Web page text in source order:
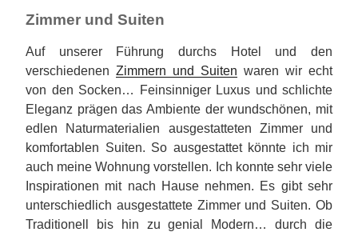
Zimmer und Suiten
Auf unserer Führung durchs Hotel und den
verschiedenen Zimmern und Suiten waren wir echt
von den Socken… Feinsinniger Luxus und schlichte
Eleganz prägen das Ambiente der wundschönen, mit
edlen Naturmaterialien ausgestatteten Zimmer und
komfortablen Suiten. So ausgestattet könnte ich mir
auch meine Wohnung vorstellen. Ich konnte sehr viele
Inspirationen mit nach Hause nehmen. Es gibt sehr
unterschiedlich ausgestattete Zimmer und Suiten. Ob
Traditionell bis hin zu genial Modern… durch die